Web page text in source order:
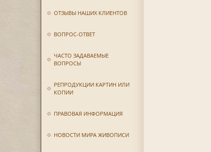
ОТЗЫВЫ НАШИХ КЛИЕНТОВ
ВОПРОС-ОТВЕТ
ЧАСТО ЗАДАВАЕМЫЕ
ВОПРОСЫ
РЕПРОДУКЦИИ КАРТИН ИЛИ
КОПИИ
ПРАВОВАЯ ИНФОРМАЦИЯ
НОВОСТИ МИРА ЖИВОПИСИ